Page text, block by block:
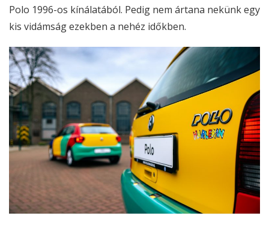
Polo 1996-os kínálatából. Pedig nem ártana nekünk egy
kis vidámság ezekben a nehéz időkben.